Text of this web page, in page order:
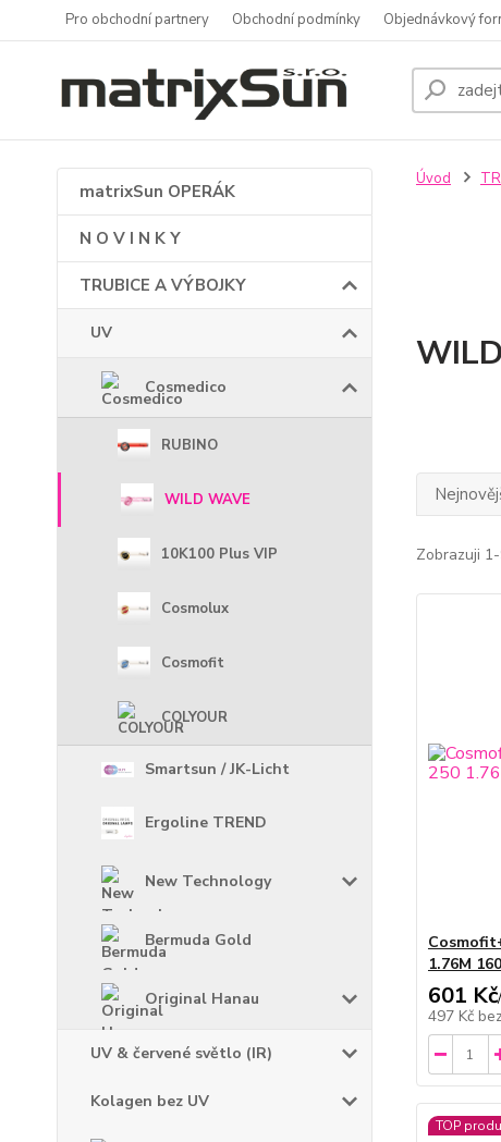
Pro obchodní partnery Obchodní podmínky Objednávkový
matrixSun OPERÁK
N O V I N K Y
TRUBICE A VÝBOJKY
UV
Cosmedico
RUBINO
WILD WAVE
10K100 Plus VIP
Cosmolux
Cosmofit
COLYOUR
Smartsun / JK-Licht
Ergoline TREND
New Technology
Bermuda Gold
Original Hanau
UV & červené světlo (IR)
Kolagen bez UV
Úvod
Zobrazuji
1.76M
601 Kč/
497 Kč
TOP